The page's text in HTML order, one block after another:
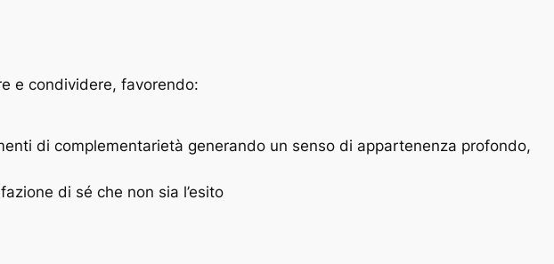
e condividere, favorendo:
di complementarietà generando un senso di appartenenza profondo,
di sé che non sia l’esito